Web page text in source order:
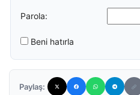
Parola:
Beni hatırla
Paylaş: